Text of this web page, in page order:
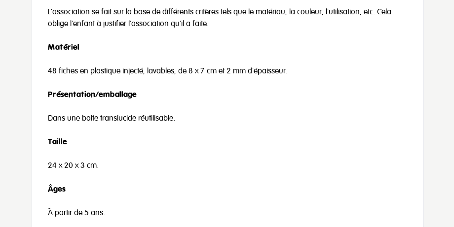
L'association se fait sur la base de différents critères tels que le matériau, la couleur, l'utilisation, etc. Cela
oblige l'enfant à justifier l'association qu'il a faite.
Matériel
48 fiches en plastique injecté, lavables, de 8 x 7 cm et 2 mm d'épaisseur.
Présentation/emballage
Dans une boîte translucide réutilisable.
Taille
24 x 20 x 3 cm.
Âges
À partir de 5 ans.